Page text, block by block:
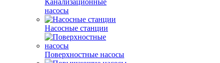
Канализационные
насосы
Насосные станции
Поверхностные насосы